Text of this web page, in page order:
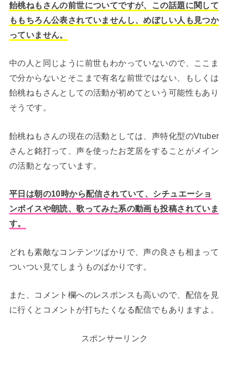
飴桃ねもさんの前世についてですが、この話題に関して
ももちろん公表されていませんし、めぼしい人も見つか
っていません。
中の人と同じように前世もわかっていないので、ここま
で分からないとそこまで有名な前世ではない、もしくは
飴桃ねもさんとしての活動が初めてという可能性もあり
そうです。
飴桃ねもさんの現在の活動としては、声特化型のVtuber
さんと銘打って、声を使ったお芝居をすることがメイン
の活動となっています。
平日は朝の10時から配信されていて、シチュエーショ
ンボイスや朗読、歌ってみた系の動画も投稿されていま
す。
どれも素敵なコンテンツばかりで、声の良さも相まって
ついつい見てしまうものばかりです。
また、コメント欄へのレスポンスも高いので、配信を見
に行くとコメントが打ちたくなる配信でもありますよ。
スポンサーリンク